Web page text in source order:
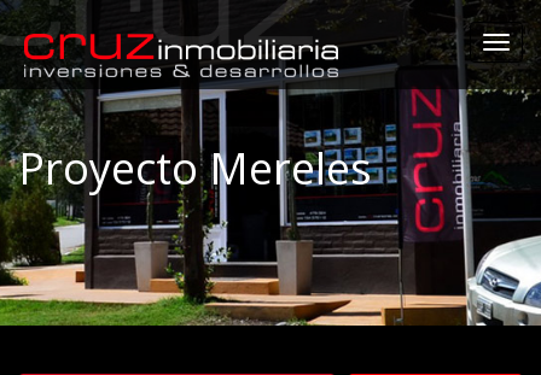
Proyecto Mereles